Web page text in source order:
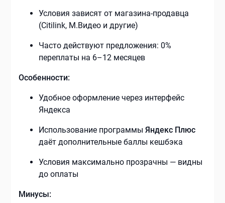
Условия зависят от магазина-продавца
(Citilink, М.Видео и другие)
Часто действуют предложения: 0%
переплаты на 6–12 месяцев
Особенности:
Удобное оформление через интерфейс
Яндекса
Использование программыЯндекс Плюс
даёт дополнительные баллы кешбэка
Условия максимально прозрачны — видны
до оплаты
Минусы: